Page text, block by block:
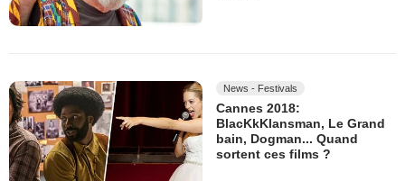
News - Festivals
Cannes 2018:
BlacKkKlansman, Le Grand
bain, Dogman... Quand
sortent ces films ?